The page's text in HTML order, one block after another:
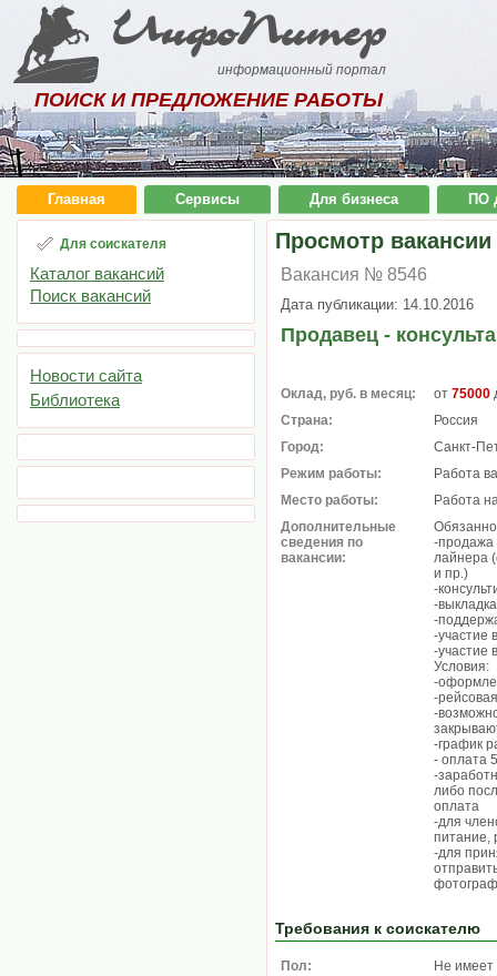
ИнфоПитер
информационный портал
ПОИСК И ПРЕДЛОЖЕНИЕ РАБОТЫ
Главная Сервисы Для бизнеса ПО
Для соискателя
Каталог вакансий
Поиск вакансий
Новости сайта
Библиотека
Просмотр вакансии
Вакансия № 8546
Дата публикации: 14.10.2016
Продавец -
Оклад, руб. в месяц: от 75000
Страна:
Россия
Город:
Санкт-
Режим работы:
Работа
Место работы:
Работа
Дополнительные
сведения по
вакансии:
-продажа
лайнера
и пр.)
-
-
-
-участие
-участие
Условия:
-
-
-
-график
- оплата
-
либо
оплата
-для
питание,
-для
Требования к соискателю
Пол:
Не имеет